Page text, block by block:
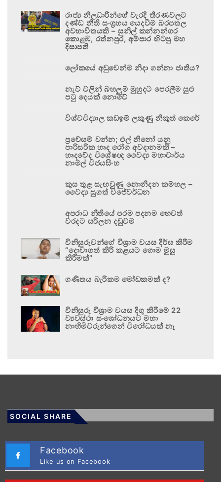
රාජ්‍ය නිලධාරීන්ගේ වැරදි තීරණවලට
දණ්ඩ නීති සංග්‍රහය යෙදවීම බරපතල
අවභාවිතයකි – සුනිල් කන්නන්ගර
කොළඹ, රත්නපුර, අම්පාර හිටපු මහ
දිසාපති
ලෝකයේ අඩුවෙන්ම නිදා ගන්නා ජාතිය?
නැව් වලින් බහලුම් මුහුදට පෙරලීම සුළු
පටු දෙයක් නොවේ
විශ්වවිද්‍යාල කඩඉම් ලකුණු නිකුත් කෙරේ
ප්‍රවේසම් වන්න; එල් නිනෝ යනු
පාරිසරික හෘද රෝග අවදානමකි –
හෘදවේද විශේෂඥ වෛද්‍ය මහාචාර්ය
නාමල් විජයසිංහ
කුස තුළ සැඟවුණු නොනිදන කම්හල –
වෛද්‍ය සුගත් විජේවර්ධන
අපරාධ නීතියේ පරම පදනම හෙවත්
වරදට සරිලන දඬුවම
විනිසුරුවන්ගේ විශ්‍රාම වයස දීර්ඝ කිරීම
“දොවාගත් කිරි කළයට ගොම මුසු
කිරීමක්”
ගණිතය බැරිකම මෝඩකමක් ද?
විනිසුරු විශ්‍රාම වයස දිගු කිරීමේ 22
ව්‍යවස්ථා සංශෝධනයට මහා
නාහිමිවරුන්ගෙන් විරෝධයක් නෑ
SOCIAL SHARE
Facebook
Like us on Facebook